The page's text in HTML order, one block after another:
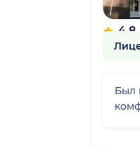
4.8
316
Был